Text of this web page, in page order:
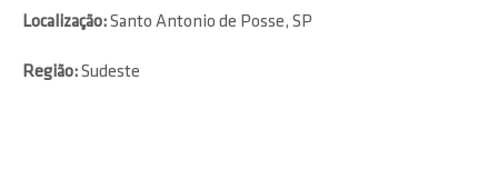
Localização:Santo Antonio de Posse, SP
Região:Sudeste